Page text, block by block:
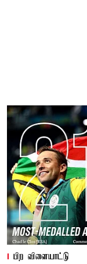
பிற விளையாட்டு